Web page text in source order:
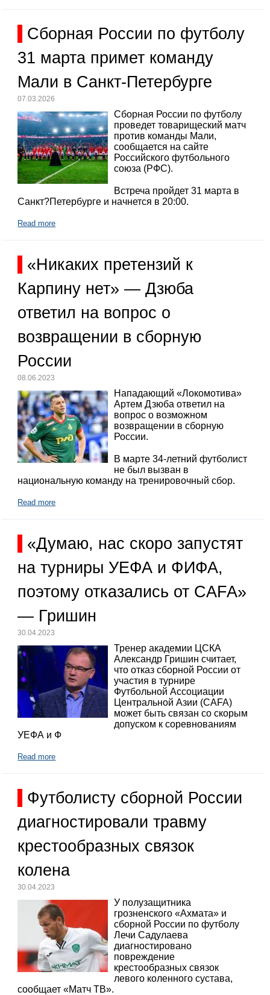
Сборная России по футболу
31 марта примет команду
Мали в Санкт-Петербурге
07.03.2026
Сборная России по футболу
проведет товарищеский матч
против команды Мали,
сообщается на сайте
Российского футбольного
союза (РФС).
Встреча пройдет 31 марта в
Санкт?Петербурге и начнется в 20:00.
Read more
«Никаких претензий к
Карпину нет» — Дзюба
ответил на вопрос о
возвращении в сборную
России
08.06.2023
Нападающий «Локомотива»
Артем Дзюба ответил на
вопрос о возможном
возвращении в сборную
России.
В марте 34-летний футболист
не был вызван в
национальную команду на тренировочный сбор.
Read more
«Думаю, нас скоро запустят
на турниры УЕФА и ФИФА,
поэтому отказались от CAFA»
— Гришин
30.04.2023
Тренер академии ЦСКА
Александр Гришин считает,
что отказ сборной России от
участия в турнире
Футбольной Ассоциации
Центральной Азии (CAFA)
может быть связан со скорым
допуском к соревнованиям
УЕФА и Ф
Read more
Футболисту сборной России
диагностировали травму
крестообразных связок
колена
30.04.2023
У полузащитника
грозненского «Ахмата» и
сборной России по футболу
Лечи Садулаева
диагностировано
повреждение
крестообразных связок
левого коленного сустава,
сообщает «Матч ТВ».